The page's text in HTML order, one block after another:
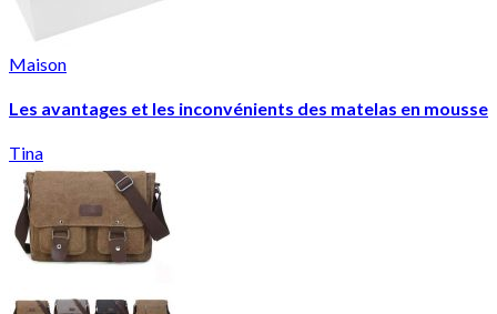
Maison
Les avantages et les inconvénients des matelas en mousse
Tina